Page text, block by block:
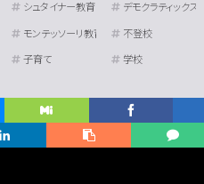
シュタイナー教育 デモクラティックス
モンテッソーリ教育 不登校
子育て 学校